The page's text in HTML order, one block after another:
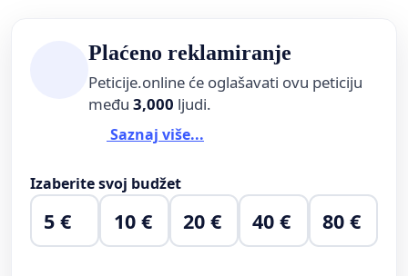
Plaćeno reklamiranje
Peticije.online će oglašavati ovu peticiju
među 3,000 ljudi.
Saznaj više...
Izaberite svoj budžet
5 € 10 € 20 € 40 € 80 €